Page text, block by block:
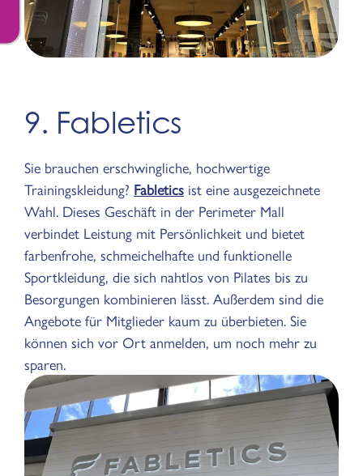
9. Fabletics
Sie brauchen erschwingliche, hochwertige
Trainingskleidung? Fabletics ist eine ausgezeichnete
Wahl. Dieses Geschäft in der Perimeter Mall
verbindet Leistung mit Persönlichkeit und bietet
farbenfrohe, schmeichelhafte und funktionelle
Sportkleidung, die sich nahtlos von Pilates bis zu
Besorgungen kombinieren lässt. Außerdem sind die
Angebote für Mitglieder kaum zu überbieten. Sie
können sich vor Ort anmelden, um noch mehr zu
sparen.